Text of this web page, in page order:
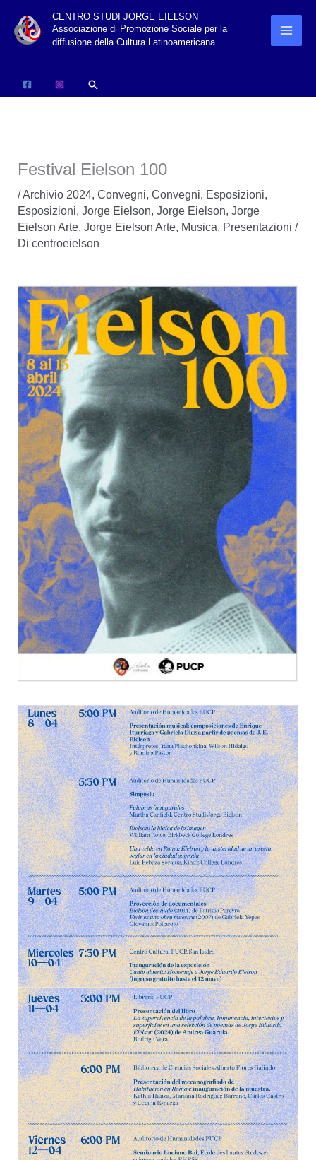
CENTRO STUDI JORGE EIELSON
Associazione di Promozione Sociale per la
diffusione della Cultura Latinoamericana
Cerca
Festival Eielson 100
/Archivio 2024, Convegni, Convegni, Esposizioni,
Esposizioni, Jorge Eielson, Jorge Eielson, Jorge
Eielson Arte, Jorge Eielson Arte, Musica, Presentazioni /
Di centroeielson